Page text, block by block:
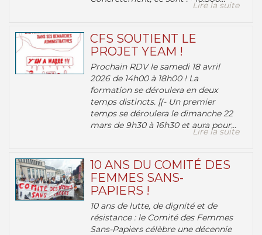
Lire la suite
CFS SOUTIENT LE
PROJET YEAM !
Prochain RDV le samedi 18 avril
2026 de 14h00 à 18h00 ! La
formation se déroulera en deux
temps distincts. [(- Un premier
temps se déroulera le dimanche 22
mars de 9h30 à 16h30 et aura pour...
Lire la suite
10 ANS DU COMITÉ DES
FEMMES SANS-
PAPIERS !
10 ans de lutte, de dignité et de
résistance : le Comité des Femmes
Sans-Papiers célèbre une décennie